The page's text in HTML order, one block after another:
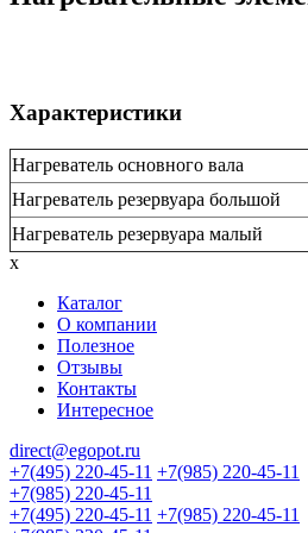
Характеристики
Нагреватель основного вала
Нагреватель резервуара большой
Нагреватель резервуара малый
x
Каталог
О компании
Полезное
Отзывы
Контакты
Интересное
direct@egopot.ru
+7(495) 220-45-11 +7(985) 220-45-11
+7(985) 220-45-11
+7(495) 220-45-11 +7(985) 220-45-11